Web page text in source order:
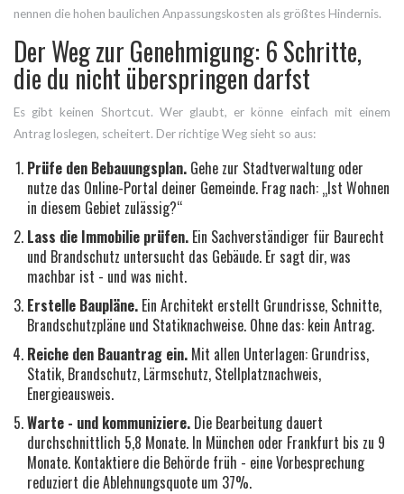
nennen die hohen baulichen Anpassungskosten als größtes Hindernis.
Der Weg zur Genehmigung: 6 Schritte,
die du nicht überspringen darfst
Es gibt keinen Shortcut. Wer glaubt, er könne einfach mit einem
Antrag loslegen, scheitert. Der richtige Weg sieht so aus:
Prüfe den Bebauungsplan. Gehe zur Stadtverwaltung oder
nutze das Online-Portal deiner Gemeinde. Frag nach: „Ist Wohnen
in diesem Gebiet zulässig?“
Lass die Immobilie prüfen. Ein Sachverständiger für Baurecht
und Brandschutz untersucht das Gebäude. Er sagt dir, was
machbar ist - und was nicht.
Erstelle Baupläne. Ein Architekt erstellt Grundrisse, Schnitte,
Brandschutzpläne und Statiknachweise. Ohne das: kein Antrag.
Reiche den Bauantrag ein. Mit allen Unterlagen: Grundriss,
Statik, Brandschutz, Lärmschutz, Stellplatznachweis,
Energieausweis.
Warte - und kommuniziere. Die Bearbeitung dauert
durchschnittlich 5,8 Monate. In München oder Frankfurt bis zu 9
Monate. Kontaktiere die Behörde früh - eine Vorbesprechung
reduziert die Ablehnungsquote um 37%.